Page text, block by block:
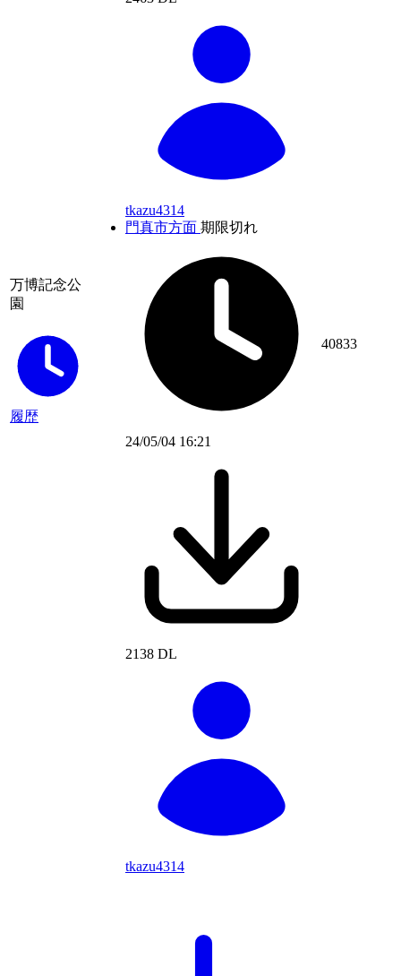
万博記念公
園
履歴
tkazu4314
門真市方面 期限切れ
24/05/04 16:21
2138 DL
tkazu4314
40833